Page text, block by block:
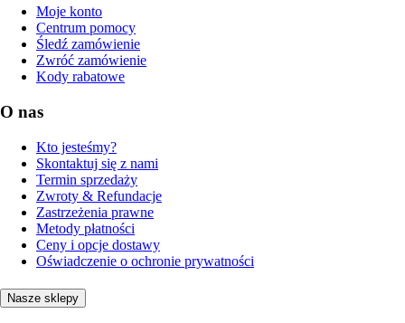
Moje konto
Centrum pomocy
Śledź zamówienie
Zwróć zamówienie
Kody rabatowe
O nas
Kto jesteśmy?
Skontaktuj się z nami
Termin sprzedaży
Zwroty & Refundacje
Zastrzeżenia prawne
Metody płatności
Ceny i opcje dostawy
Oświadczenie o ochronie prywatności
Nasze sklepy